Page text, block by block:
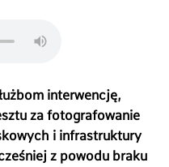
interwencję,
za fotografowanie
i infrastruktury
z powodu braku